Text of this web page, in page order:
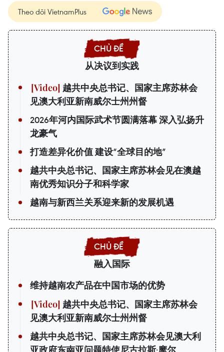
Theo dõi VietnamPlus
从决议到实践
越共中央总书记、国家主席苏林会
见澳大利亚新南威尔士州州督
2026年河内国际武术节圆满落幕 深入弘扬升
龙豪气
打造差异化价值 建设“全球目的地”
越共中央总书记、国家主席苏林会见在澳越
南优秀知识分子和科学家
越南与新西兰关系迎来新的发展机遇
融入国际
维持越南农产品在中国市场的优势
越共中央总书记、国家主席苏林会
见澳大利亚新南威尔士州州督
越共中央总书记、国家主席苏林会见澳大利